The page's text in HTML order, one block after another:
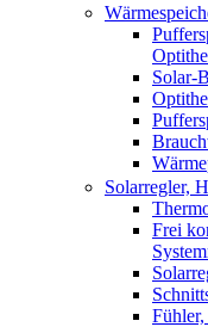
Solar-
Solarregler,
Frei
Fühler,